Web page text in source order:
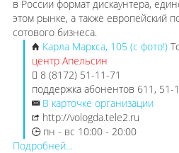
в России формат дискаунтера,
этом рынке, а также европейский
сотового бизнеса.
Карла Маркса, 105 (с фото!)
центр Апельсин
8 (8172) 51-11-71
поддержка абонентов 611, 51-
В карточке организации
http://vologda.tele2.ru
пн - вс 10:00 - 20:00
Подробней...